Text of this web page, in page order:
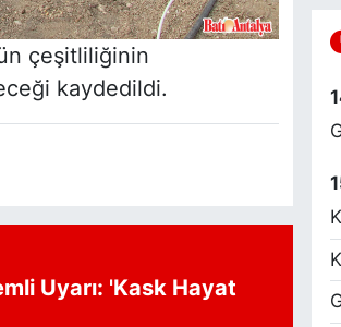
çeşitliliğinin
kaydedildi.
Uyarı: 'Kask Hayat